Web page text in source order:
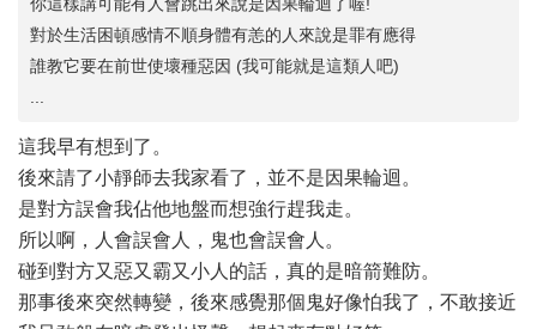
對於生活困頓感情不順身體有恙的人來說是罪有應得
誰教它要在前世使壞種惡因 (我可能就是這類人吧)
這我早有想到了。
後來請了小靜師去我家看了，並不是因果輪迴。
是對方誤會我佔他地盤而想強行趕我走。
所以啊，人會誤會人，鬼也會誤會人。
碰到對方又惡又霸又小人的話，真的是暗箭難防。
那事後來突然轉變，後來感覺那個鬼好像怕我了，不敢接近